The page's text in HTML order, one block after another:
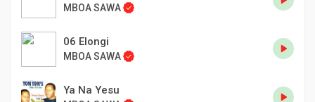
MBOA SAWA
06 Elongi
MBOA SAWA
Ya Na Yesu